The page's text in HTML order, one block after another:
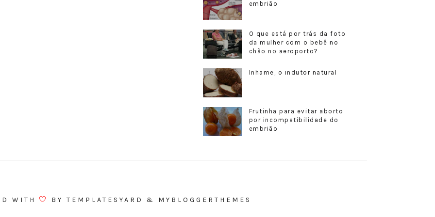
embrião
O que está por trás da foto
da mulher com o bebê no
chão no aeroporto?
Inhame, o indutor natural
Frutinha para evitar aborto
por incompatibilidade do
embrião
WITH BY TEMPLATESYARD & MYBLOGGERTHEMES